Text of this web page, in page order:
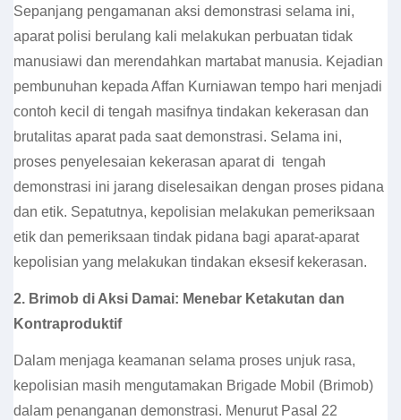
Sepanjang pengamanan aksi demonstrasi selama ini,
aparat polisi berulang kali melakukan perbuatan tidak
manusiawi dan merendahkan martabat manusia. Kejadian
pembunuhan kepada Affan Kurniawan tempo hari menjadi
contoh kecil di tengah masifnya tindakan kekerasan dan
brutalitas aparat pada saat demonstrasi. Selama ini,
proses penyelesaian kekerasan aparat di tengah
demonstrasi ini jarang diselesaikan dengan proses pidana
dan etik. Sepatutnya, kepolisian melakukan pemeriksaan
etik dan pemeriksaan tindak pidana bagi aparat-aparat
kepolisian yang melakukan tindakan eksesif kekerasan.
2. Brimob di Aksi Damai: Menebar Ketakutan dan
Kontraproduktif
Dalam menjaga keamanan selama proses unjuk rasa,
kepolisian masih mengutamakan Brigade Mobil (Brimob)
dalam penanganan demonstrasi. Menurut Pasal 22